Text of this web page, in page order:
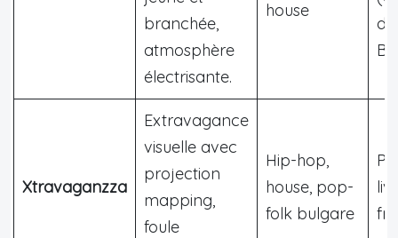
branchée,
atmosphère
électrisante.
house
Xtravaganzza
Extravagance
visuelle avec
projection
mapping,
foule
Hip-hop,
house, pop-
folk bulgare